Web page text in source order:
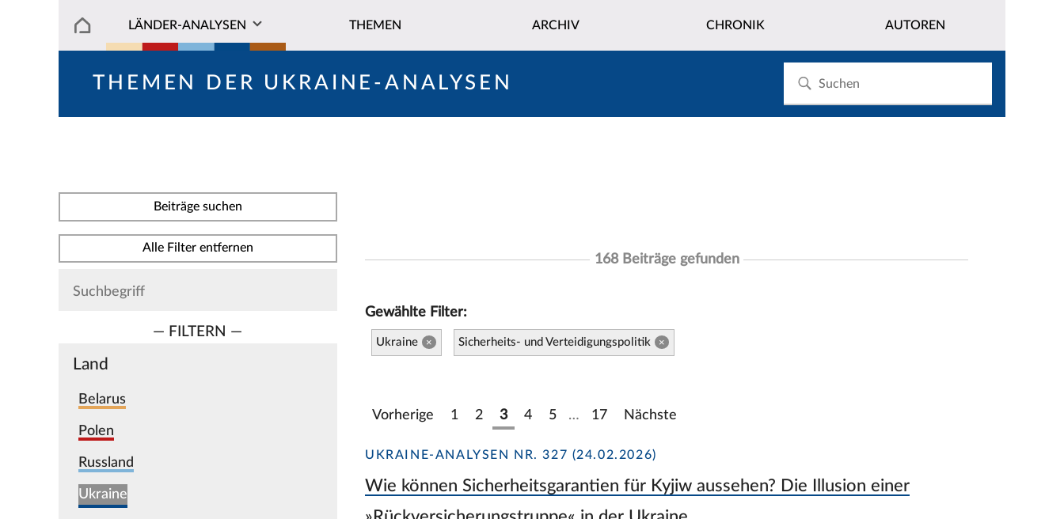
LÄNDER-ANALYSEN THEMEN ARCHIV CHRONIK AUTOREN
THEMEN DER UKRAINE-ANALYSEN
Beiträge suchen
Alle Filter entfernen
— FILTERN —
Land
Belarus
Polen
Russland
Ukraine
168 Beiträge gefunden
Gewählte Filter:
Ukraine × Sicherheits- und Verteidigungspolitik ×
Vorherige 1 2 3 4 5 … 17 Nächste
UKRAINE-ANALYSEN NR. 327 (24.02.2026)
Wie können Sicherheitsgarantien für Kyjiw aussehen? Die Illusion einer